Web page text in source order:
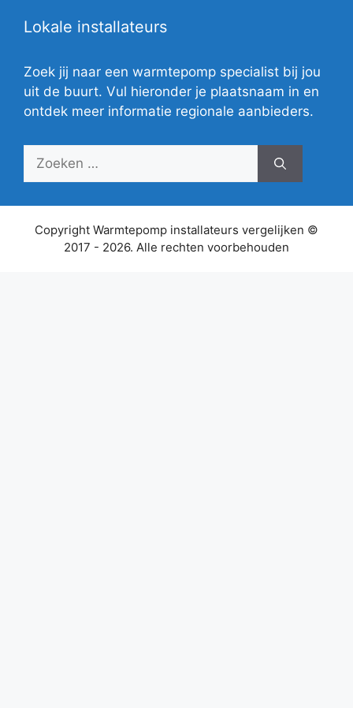
Lokale installateurs
Zoek jij naar een warmtepomp specialist bij jou
uit de buurt. Vul hieronder je plaatsnaam in en
ontdek meer informatie regionale aanbieders.
Zoek
Copyright Warmtepomp installateurs vergelijken ©
2017 - 2026. Alle rechten voorbehouden